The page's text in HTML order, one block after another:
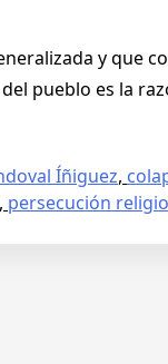
y que
pueblo es la
Íñiguez,
, persecución